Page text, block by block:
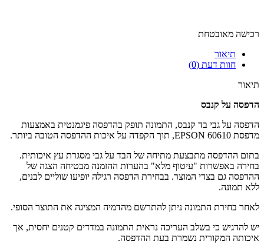
רכישה מאובטחת
תיאור
חוות דעת (0)
תיאור
הדפסה על קנבס
הדפסה על גבי בד קנבס, התמונה תופק בהדפסה פיגמנטית באמצעות
מדפסת EPSON 60610, תוך הקפדה על איכות ההדפסה הטובה ביותר.
בתום ההדפסה מתבצעת מתיחה של הבד על גבי מסגרת עץ איכותית.
בחירה באפשרות "עיטוף מלא" בהערות ההזמנה מבטיחה הצגה של
ההדפסה גם בצדי המוצר. בבחירת הדפסה רגילה יופיעו שוליים לבנים,
ללא תמונה.
לאחר בחירת התמונה ניתן להתרשם מהדמיה המציגה את התוצר הסופי.
יש להדגיש כי בשלב העריכה נראית התמונה במדדים קטנים יחסית, אך
איכותה המקורית נשמרת בעת ההדפסה.